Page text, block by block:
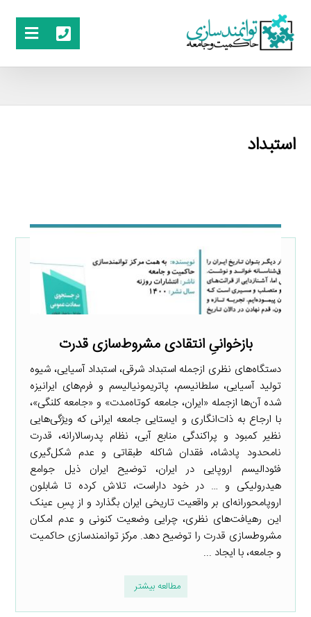
استبداد
بازخوانیِ انتقادی مشروط‌سازی قدرت
دستگاه‌های نظری ازجمله استبداد شرقی، استبداد آسیایی، شیوه
تولید آسیایی، سلطانیسم، پاتریمونیالیسم و فرم‌های ایرانیزه
شده آن‌ها ازجمله «ایران، جامعه کوتاه‌مدت» و «جامعه کلنگی»،
با ارجاع به ذات‌انگاری و ایستایی جامعه ایرانی که ویژگی‌هایی
نظیر کمبود و پراکندگی منابع آبی، نظام پدرسالارانه، قدرت
نامحدود پادشاه، فقدان شاکله طبقاتی و عدم شکل‌گیری
فئودالیسم اروپایی در ایران، توضیح ایران ذیل جوامع
هیدرولیکی و … در خود داراست، تلاش کرده تا شابلون
اروپامحورانه‌ای بر واقعیت تاریخی ایران بگذارد و از پسِ عینک
این رهیافت‌های نظری، چرایی وضعیت کنونی و عدم امکان
مشروط­سازی قدرت را توضیح دهد. مرکز توانمندسازی حاکمیت
و جامعه، با ایجاد ...
مطالعه بیشتر